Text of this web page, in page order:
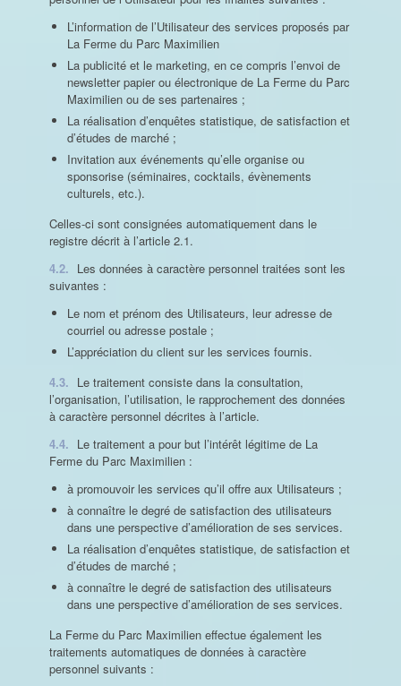
L’information de l’Utilisateur des services proposés par
La Ferme du Parc Maximilien
La publicité et le marketing, en ce compris l’envoi de
newsletter papier ou électronique de La Ferme du Parc
Maximilien ou de ses partenaires ;
La réalisation d’enquêtes statistique, de satisfaction et
d’études de marché ;
Invitation aux événements qu’elle organise ou
sponsorise (séminaires, cocktails, évènements
culturels, etc.).
Celles-ci sont consignées automatiquement dans le
registre décrit à l’article 2.1.
4.2. Les données à caractère personnel traitées sont les
suivantes :
Le nom et prénom des Utilisateurs, leur adresse de
courriel ou adresse postale ;
L’appréciation du client sur les services fournis.
4.3. Le traitement consiste dans la consultation,
l’organisation, l’utilisation, le rapprochement des données
à caractère personnel décrites à l’article.
4.4. Le traitement a pour but l’intérêt légitime de La
Ferme du Parc Maximilien :
à promouvoir les services qu’il offre aux Utilisateurs ;
à connaître le degré de satisfaction des utilisateurs
dans une perspective d’amélioration de ses services.
La réalisation d’enquêtes statistique, de satisfaction et
d’études de marché ;
à connaître le degré de satisfaction des utilisateurs
dans une perspective d’amélioration de ses services.
La Ferme du Parc Maximilien effectue également les
traitements automatiques de données à caractère
personnel suivants :